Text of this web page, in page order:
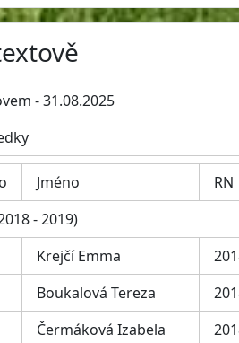
- 31.08.2025
Jméno RN
- 2019)
Krejčí Emma
Boukalová Tereza
Čermáková Izabela